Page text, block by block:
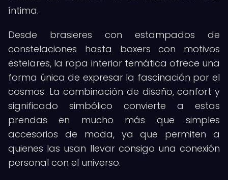
íntima.
Desde brasieres con estampados de
constelaciones hasta boxers con motivos
estelares, la ropa interior temática ofrece una
forma única de expresar la fascinación por el
cosmos. La combinación de diseño, confort y
significado simbólico convierte a estas
prendas en mucho más que simples
accesorios de moda, ya que permiten a
quienes las usan llevar consigo una conexión
personal con el universo.